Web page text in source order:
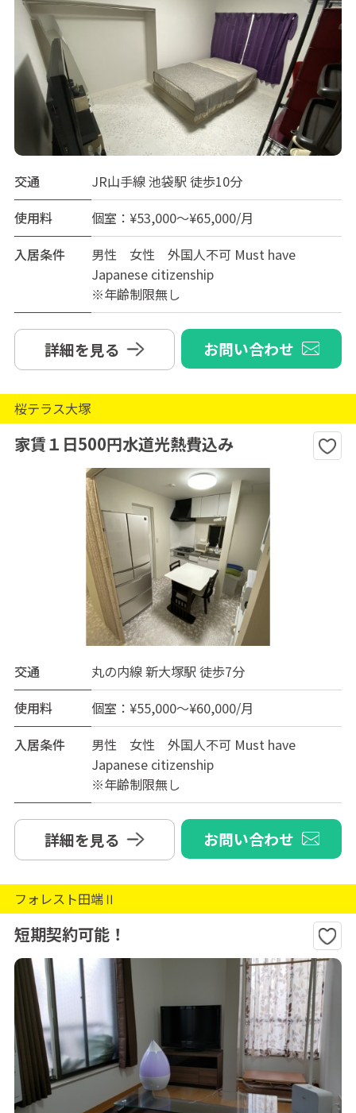
交通
JR山手線 池袋駅 徒歩10分
使用料
個室：¥53,000～¥65,000/月
入居条件
男性 女性 外国人不可 Must have
Japanese citizenship
※年齢制限無し
詳細を見る お問い合わせ
桜テラス大塚
家賃１日500円水道光熱費込み
交通
丸の内線 新大塚駅 徒歩7分
使用料
個室：¥55,000～¥60,000/月
入居条件
男性 女性 外国人不可 Must have
Japanese citizenship
※年齢制限無し
詳細を見る お問い合わせ
フォレスト田端Ⅱ
短期契約可能！